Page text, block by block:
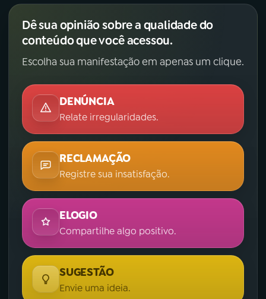
Dê sua opinião sobre a qualidade do
conteúdo que você acessou.
Escolha sua manifestação em apenas um clique.
DENÚNCIA
Relate irregularidades.
RECLAMAÇÃO
Registre sua insatisfação.
ELOGIO
Compartilhe algo positivo.
SUGESTÃO
Envie uma ideia.